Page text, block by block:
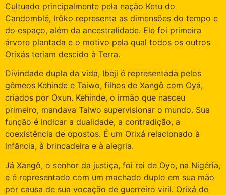
Cultuado principalmente pela nação Ketu do
Candomblé, Irôko representa as dimensões do tempo e
do espaço, além da ancestralidade. Ele foi primeira
árvore plantada e o motivo pela qual todos os outros
Orixás teriam descido à Terra.
Divindade dupla da vida, Ibeji é representada pelos
gêmeos Kehinde e Taiwo, filhos de Xangô com Oyá,
criados por Oxun. Kehinde, o irmão que nasceu
primeiro, mandava Taiwo supervisionar o mundo. Sua
função é indicar a dualidade, a contradição, a
coexistência de opostos. É um Orixá relacionado à
infância, à brincadeira e à alegria.
Já Xangô, o senhor da justiça, foi rei de Oyo, na Nigéria,
e é representado com um machado duplo em sua mão
por causa de sua vocação de guerreiro viril. Orixá do